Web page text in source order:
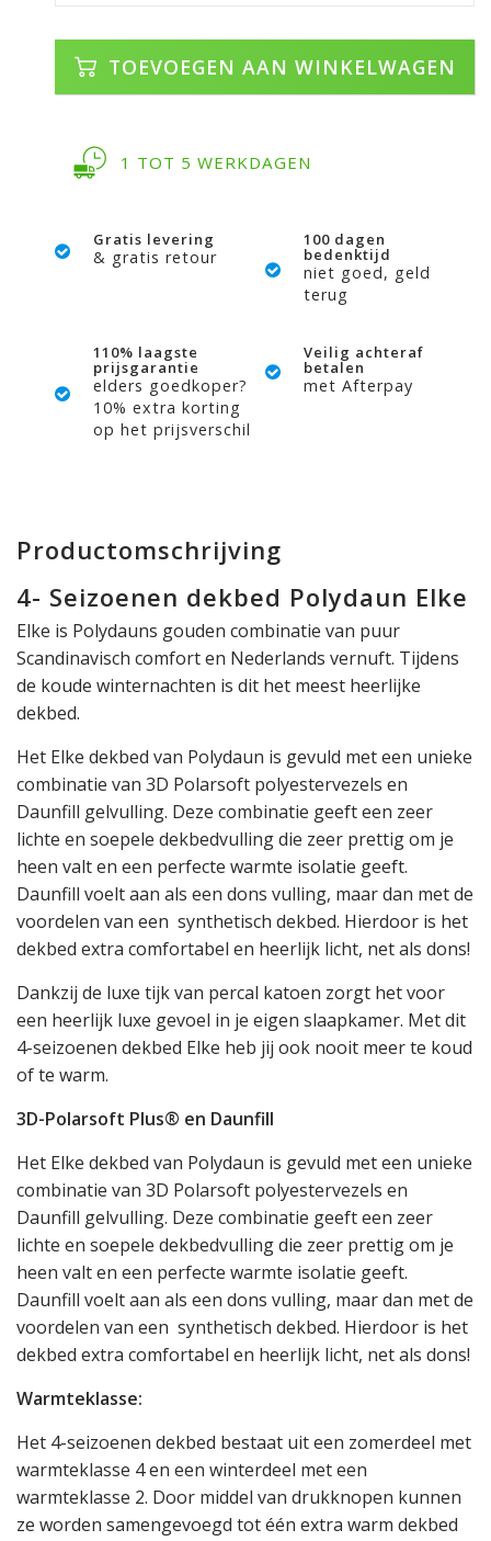
TOEVOEGEN AAN WINKELWAGEN
1 TOT 5 WERKDAGEN
Gratis levering
& gratis retour
100 dagen
bedenktijd
niet goed, geld
terug
110% laagste
prijsgarantie
elders goedkoper?
10% extra korting
op het prijsverschil
Veilig achteraf
betalen
met Afterpay
Productomschrijving
4- Seizoenen dekbed Polydaun Elke
Elke is Polydauns gouden combinatie van puur
Scandinavisch comfort en Nederlands vernuft. Tijdens
de koude winternachten is dit het meest heerlijke
dekbed.
Het Elke dekbed van Polydaun is gevuld met een unieke
combinatie van 3D Polarsoft polyestervezels en
Daunfill gelvulling. Deze combinatie geeft een zeer
lichte en soepele dekbedvulling die zeer prettig om je
heen valt en een perfecte warmte isolatie geeft.
Daunfill voelt aan als een dons vulling, maar dan met de
voordelen van een synthetisch dekbed. Hierdoor is het
dekbed extra comfortabel en heerlijk licht, net als dons!
Dankzij de luxe tijk van percal katoen zorgt het voor
een heerlijk luxe gevoel in je eigen slaapkamer. Met dit
4-seizoenen dekbed Elke heb jij ook nooit meer te koud
of te warm.
3D-Polarsoft Plus® en Daunfill
Het Elke dekbed van Polydaun is gevuld met een unieke
combinatie van 3D Polarsoft polyestervezels en
Daunfill gelvulling. Deze combinatie geeft een zeer
lichte en soepele dekbedvulling die zeer prettig om je
heen valt en een perfecte warmte isolatie geeft.
Daunfill voelt aan als een dons vulling, maar dan met de
voordelen van een synthetisch dekbed. Hierdoor is het
dekbed extra comfortabel en heerlijk licht, net als dons!
Warmteklasse:
Het 4-seizoenen dekbed bestaat uit een zomerdeel met
warmteklasse 4 en een winterdeel met een
warmteklasse 2. Door middel van drukknopen kunnen
ze worden samengevoegd tot één extra warm dekbed